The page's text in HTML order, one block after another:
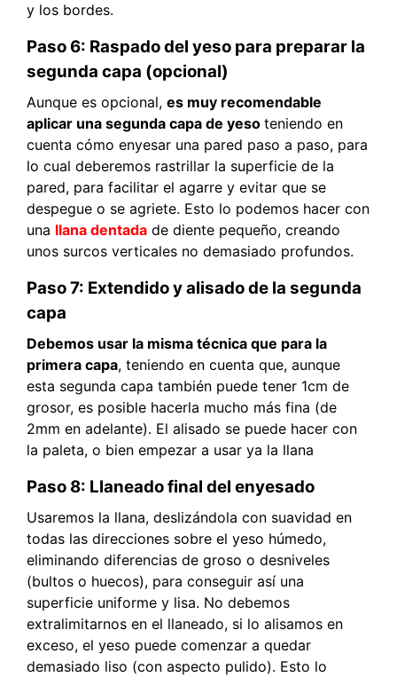
y los bordes.
Paso 6: Raspado del yeso para preparar la
segunda capa (opcional)
Aunque es opcional, es muy recomendable
aplicar una segunda capa de yeso teniendo en
cuenta cómo enyesar una pared paso a paso, para
lo cual deberemos rastrillar la superficie de la
pared, para facilitar el agarre y evitar que se
despegue o se agriete. Esto lo podemos hacer con
una llana dentada de diente pequeño, creando
unos surcos verticales no demasiado profundos.
Paso 7: Extendido y alisado de la segunda
capa
Debemos usar la misma técnica que para la
primera capa, teniendo en cuenta que, aunque
esta segunda capa también puede tener 1cm de
grosor, es posible hacerla mucho más fina (de
2mm en adelante). El alisado se puede hacer con
la paleta, o bien empezar a usar ya la llana
Paso 8: Llaneado final del enyesado
Usaremos la llana, deslizándola con suavidad en
todas las direcciones sobre el yeso húmedo,
eliminando diferencias de groso o desniveles
(bultos o huecos), para conseguir así una
superficie uniforme y lisa. No debemos
extralimitarnos en el llaneado, si lo alisamos en
exceso, el yeso puede comenzar a quedar
demasiado liso (con aspecto pulido). Esto lo